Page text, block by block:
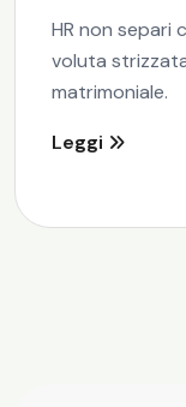
HR non separi
voluta
matrimoniale.
Leggi